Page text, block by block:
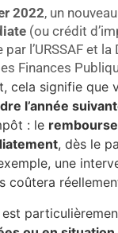
2022, un
(ou crédit
l’URSSAF et
Finances
cela signifie que
l’année
: le
, dès le
une
coûtera